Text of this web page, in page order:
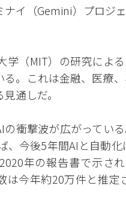
ナイ（Gemini）プロジ
学（MIT）の研究によ
る。これは金融、医療
通しだ。
衝撃波が広がってい
、今後5年間AIと自動
年の報告書で示さ
は今年約20万件と推